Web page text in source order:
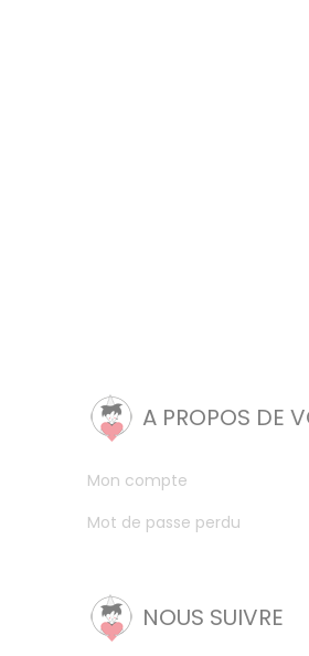
A PROPOS DE
Mon compte
Mot de passe perdu
NOUS SUIVRE